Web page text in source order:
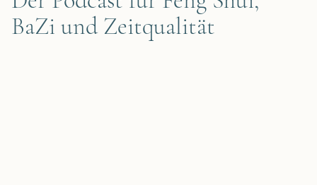
BaZi und Zeitqualität